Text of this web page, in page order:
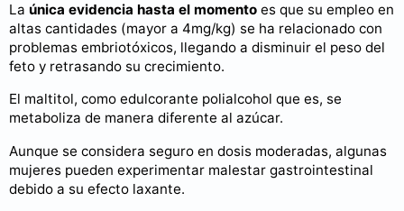
La única evidencia hasta el momento es que su empleo en
altas cantidades (mayor a 4mg/kg) se ha relacionado con
problemas embriotóxicos, llegando a disminuir el peso del
feto y retrasando su crecimiento.
El maltitol, como edulcorante polialcohol que es, se
metaboliza de manera diferente al azúcar.
Aunque se considera seguro en dosis moderadas, algunas
mujeres pueden experimentar malestar gastrointestinal
debido a su efecto laxante.